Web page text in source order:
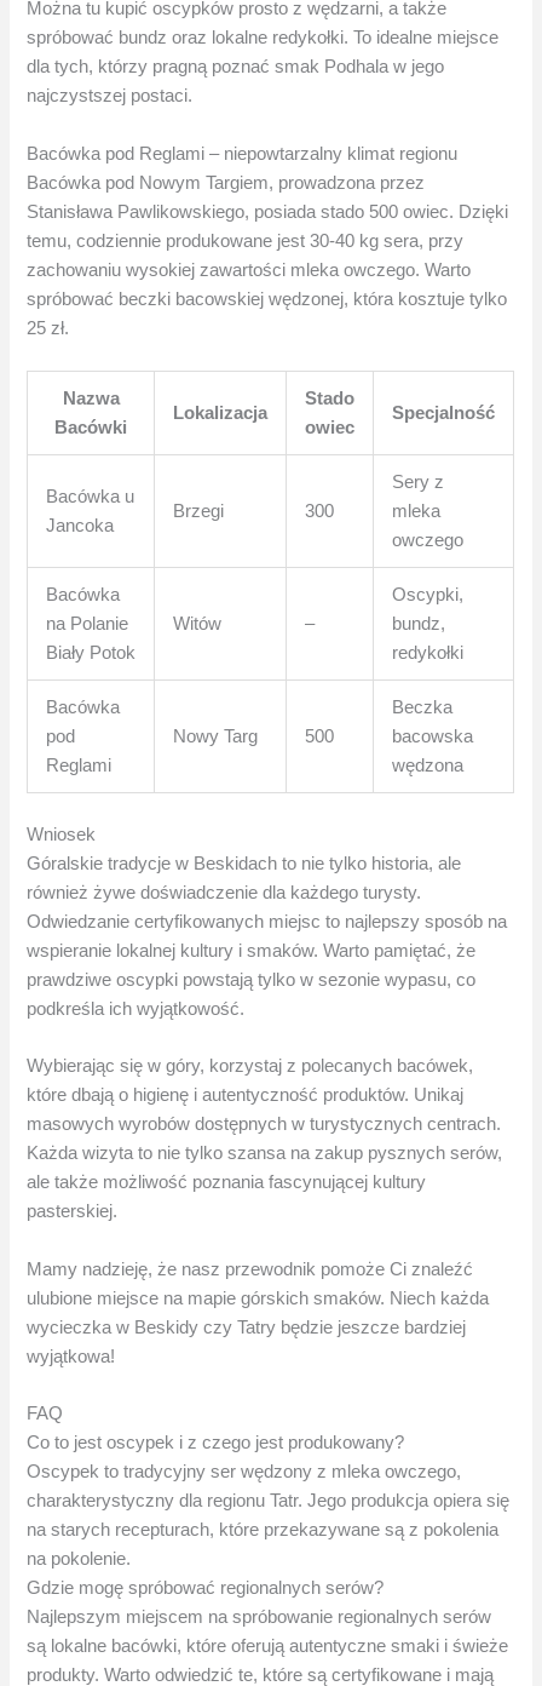
Można tu kupić oscypków prosto z wędzarni, a także
spróbować bundz oraz lokalne redykołki. To idealne miejsce
dla tych, którzy pragną poznać smak Podhala w jego
najczystszej postaci.
Bacówka pod Reglami – niepowtarzalny klimat regionu
Bacówka pod Nowym Targiem, prowadzona przez
Stanisława Pawlikowskiego, posiada stado 500 owiec. Dzięki
temu, codziennie produkowane jest 30-40 kg sera, przy
zachowaniu wysokiej zawartości mleka owczego. Warto
spróbować beczki bacowskiej wędzonej, która kosztuje tylko
25 zł.
Nazwa
Bacówki
Lokalizacja
Stado
owiec
Specjalność
Bacówka u
Jancoka
Brzegi 300
Sery z
mleka
owczego
Bacówka
na Polanie
Biały Potok
Witów –
Oscypki,
bundz,
redykołki
Bacówka
pod
Reglami
Nowy Targ 500
Beczka
bacowska
wędzona
Wniosek
Góralskie tradycje w Beskidach to nie tylko historia, ale
również żywe doświadczenie dla każdego turysty.
Odwiedzanie certyfikowanych miejsc to najlepszy sposób na
wspieranie lokalnej kultury i smaków. Warto pamiętać, że
prawdziwe oscypki powstają tylko w sezonie wypasu, co
podkreśla ich wyjątkowość.
Wybierając się w góry, korzystaj z polecanych bacówek,
które dbają o higienę i autentyczność produktów. Unikaj
masowych wyrobów dostępnych w turystycznych centrach.
Każda wizyta to nie tylko szansa na zakup pysznych serów,
ale także możliwość poznania fascynującej kultury
pasterskiej.
Mamy nadzieję, że nasz przewodnik pomoże Ci znaleźć
ulubione miejsce na mapie górskich smaków. Niech każda
wycieczka w Beskidy czy Tatry będzie jeszcze bardziej
wyjątkowa!
FAQ
Co to jest oscypek i z czego jest produkowany?
Oscypek to tradycyjny ser wędzony z mleka owczego,
charakterystyczny dla regionu Tatr. Jego produkcja opiera się
na starych recepturach, które przekazywane są z pokolenia
na pokolenie.
Gdzie mogę spróbować regionalnych serów?
Najlepszym miejscem na spróbowanie regionalnych serów
są lokalne bacówki, które oferują autentyczne smaki i świeże
produkty. Warto odwiedzić te, które są certyfikowane i mają